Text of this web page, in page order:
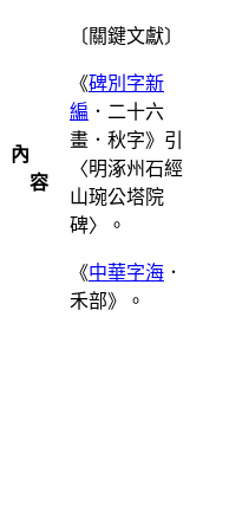
內
容
〔關鍵文獻〕
《碑別字新
編 ．二十六
畫．秋字》引
〈明涿州石經
山琬公塔院
碑〉。
《中華字海 ．
禾部》。